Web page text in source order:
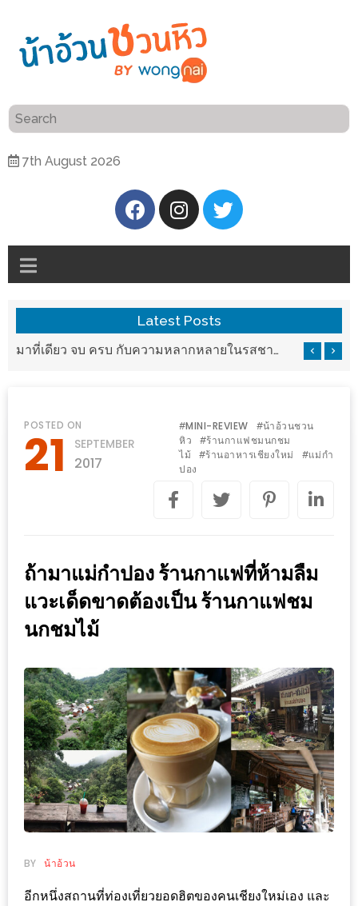
7th August 2026
แนะนำ
อ้วน
ความ
เป็น
ศิริ
ปัน
นาฯ
เชียงใหม่
เล่น
กัน
ก็ได้
…
งาน
เดียว
ครบ
ครั้ง
ช้อป
ชิ
ลล์
ชิม
ที่
FESTIVAL
Latest Posts
มาที่เดียว จบ ครบ กับความหลากหลายในรสชาติที่นำมาจากทั่วเมืองจีนที่ HAN The Chinese Cuisine
POSTED ON
21 SEPTEMBER
2017
#MINI-REVIEW #น้าอ้วนชวน
หิว
#ร้านกาแฟชมนกชม
ไม้
#ร้านอาหารเชียงใหม่ #แม่กำ
ปอง
ถ้ามาแม่กำปอง ร้านกาแฟที่ห้ามลืม
แวะเด็ดขาดต้องเป็น ร้านกาแฟชม
นกชมไม้
BY น้าอ้วน
อีกหนึ่งสถานที่ท่องเที่ยวยอดฮิตของคนเชียงใหม่เอง และ